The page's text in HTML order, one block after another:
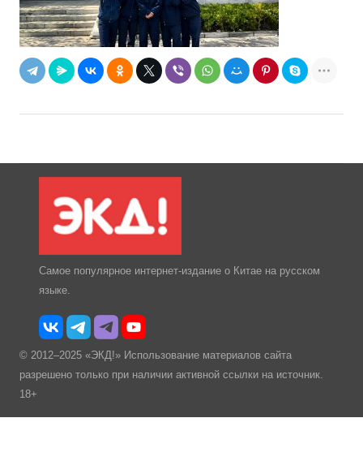
Самое популярное интернет-издание о Китае на русском
языке.
© 2012–2025 «ЭКД!» Использование материалов сайта
разрешено только при наличии активной ссылки на источник.
18+